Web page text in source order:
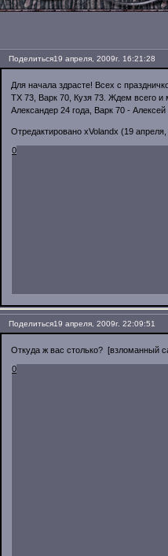
Поделиться19 апреля, 2009г. 16:21:28
Для начала здрасте! Всех с
ТХ 73, Варк 70, Кузя 73. Ждем всего
Александер 24 года, Варк 70 -
Отредактировано xVolandx (19 апреля,
0
Поделиться19 апреля, 2009г. 22:09:51
Откуда ж вас столько? [взломанный
0